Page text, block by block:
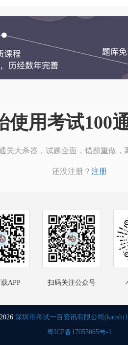
使用考试100
关大杀器，试题全面，错题重做
还没注册？ 注册
APP 扫码关注公众号
深圳市考试一百资讯有限公司
粤ICP备17055065号-1